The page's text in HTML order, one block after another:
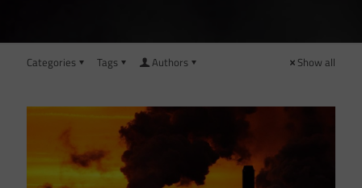
Categories Tags Authors Show all